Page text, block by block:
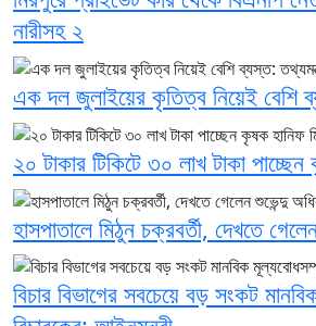
নারীসহ ২
এক দল জুলাইয়ের কৃতিত্ব নিয়েই বেশি
২০ টাকার টিকিটে ৩০ লাখ টাকা
হাসপাতালে মিঠুন চক্রবর্তী, দেখতে
বিচার বিভাগের সবচেয়ে বড় সংকট